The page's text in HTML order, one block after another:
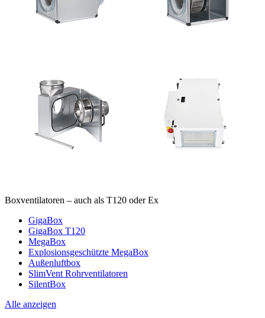
Boxventilatoren – auch als T120 oder Ex
GigaBox
GigaBox T120
MegaBox
Explosionsgeschützte MegaBox
Außenluftbox
SlimVent Rohrventilatoren
SilentBox
Alle anzeigen